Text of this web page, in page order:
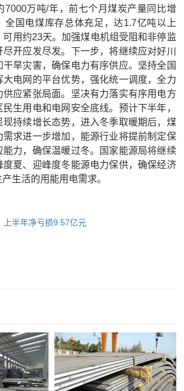
7000万吨/年，前七个月煤炭产量同比增
全国电煤库存总体充足，达1.7亿吨以上
可用约23天。加强煤电机组受阻和非停监
开应发尽发。下一步，将继续应对好川
旱灾害，确保电力有序供应。坚持全国
大电网的平台优势，强化统一调度，全力
供应紧张局面。坚决有力落实有序用电方
生用电和电网安全底线。预计下半年，
现持续增长态势，进入冬季取暖期后，煤
需求进一步增加，能源行业将提前制定保
能力，确保温暖过冬。国家能源局将继续
度夏、迎峰度冬能源电力保供，确保经济
生活的用能用电需求。
上半年净亏损9.57亿元